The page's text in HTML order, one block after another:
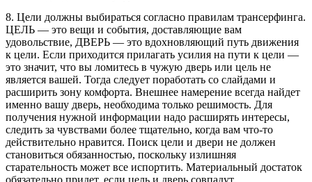
8. Цели должны выбираться согласно правилам трансерфинга.
ЦЕЛЬ — это вещи и события, доставляющие вам
удовольствие, ДВЕРЬ — это вдохновляющий путь движения
к цели. Если приходится прилагать усилия на пути к цели —
это значит, что вы ломитесь в чужую дверь или цель не
является вашей. Тогда следует поработать со слайдами и
расширить зону комфорта. Внешнее намерение всегда найдет
именно вашу дверь, необходима только решимость. Для
получения нужной информации надо расширять интересы,
следить за чувствами более тщательно, когда вам что-то
действительно нравится. Поиск цели и двери не должен
становиться обязанностью, поскольку излишняя
старательность может все испортить. Материальный достаток
обязательно придет, если цель и дверь совпадут.